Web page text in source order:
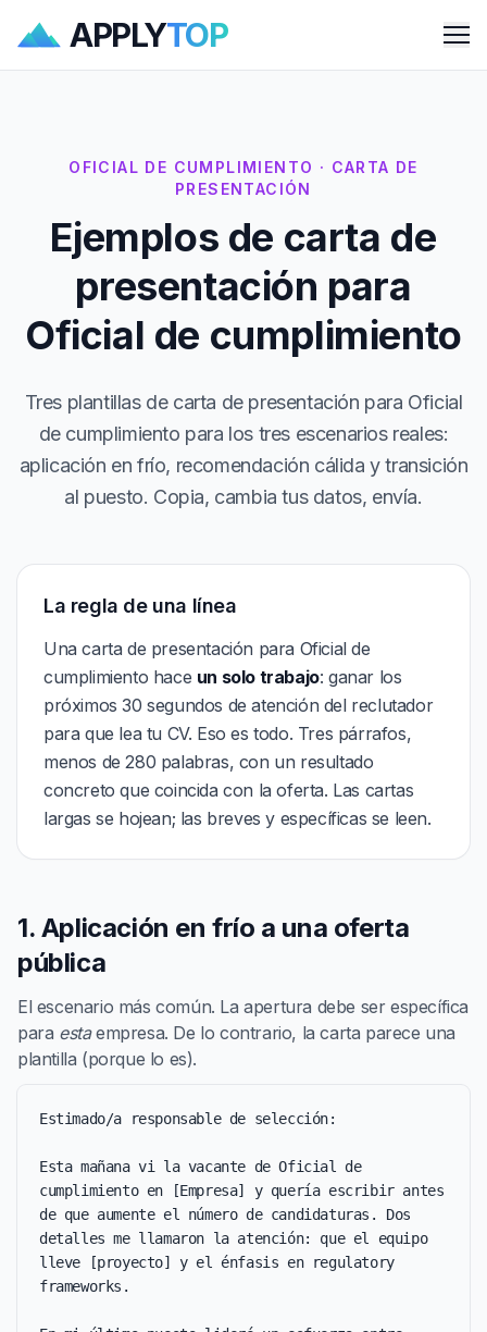
APPLYTOP
OFICIAL DE CUMPLIMIENTO · CARTA DE
PRESENTACIÓN
Ejemplos de carta de
presentación para
Oficial de cumplimiento
Tres plantillas de carta de presentación para Oficial
de cumplimiento para los tres escenarios reales:
aplicación en frío, recomendación cálida y transición
al puesto. Copia, cambia tus datos, envía.
La regla de una línea
Una carta de presentación para Oficial de
cumplimiento hace un solo trabajo: ganar los
próximos 30 segundos de atención del reclutador
para que lea tu CV. Eso es todo. Tres párrafos,
menos de 280 palabras, con un resultado
concreto que coincida con la oferta. Las cartas
largas se hojean; las breves y específicas se leen.
1. Aplicación en frío a una oferta
pública
El escenario más común. La apertura debe ser específica
para estaempresa. De lo contrario, la carta parece una
plantilla (porque lo es).
Estimado/a responsable de selección:
Esta mañana vi la vacante de Oficial de
cumplimiento en [Empresa] y quería escribir antes
de que aumente el número de candidaturas. Dos
detalles me llamaron la atención: que el equipo
lleve [proyecto] y el énfasis en regulatory
frameworks.